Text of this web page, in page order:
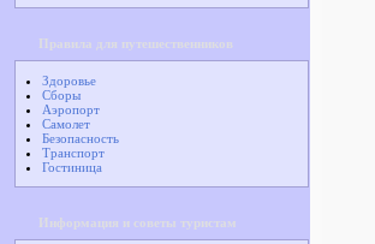
Правила для путешественников
Здоровье
Сборы
Аэропорт
Самолет
Безопасность
Транспорт
Гостиница
Информация и советы туристам